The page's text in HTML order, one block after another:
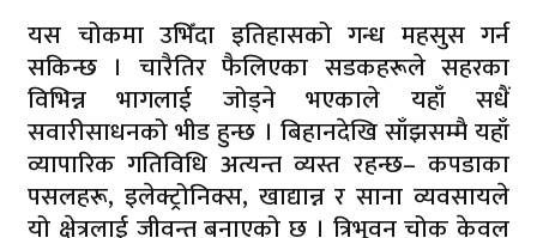
यस चोकमा उभिँदा इतिहासको गन्ध महसुस गर्न
सकिन्छ । चारैतिर फैलिएका सडकहरूले सहरका
विभिन्न भागलाई जोड्ने भएकाले यहाँ सधैं
सवारीसाधनको भीड हुन्छ । बिहानदेखि साँझसम्मै यहाँ
व्यापारिक गतिविधि अत्यन्त व्यस्त रहन्छ– कपडाका
पसलहरू, इलेक्ट्रोनिक्स, खाद्यान्न र साना व्यवसायले
यो क्षेत्रलाई जीवन्त बनाएको छ । त्रिभुवन चोक केवल